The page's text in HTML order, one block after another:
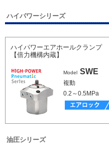
ハイパワーシリーズ
ハイパワーエアホールクランプ
【倍力機構内蔵】
Model SWE
複動
0.2～0.5MPa
油圧シリーズ